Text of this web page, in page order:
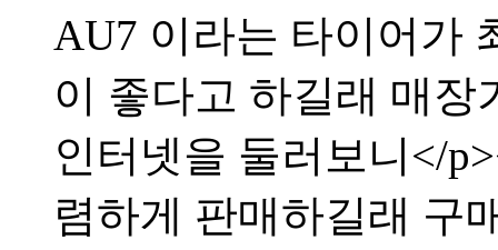
AU7 이라는 타이어가
이 좋다고 하길래 매
인터넷을 둘러보니</
렴하게 판매하길래 구